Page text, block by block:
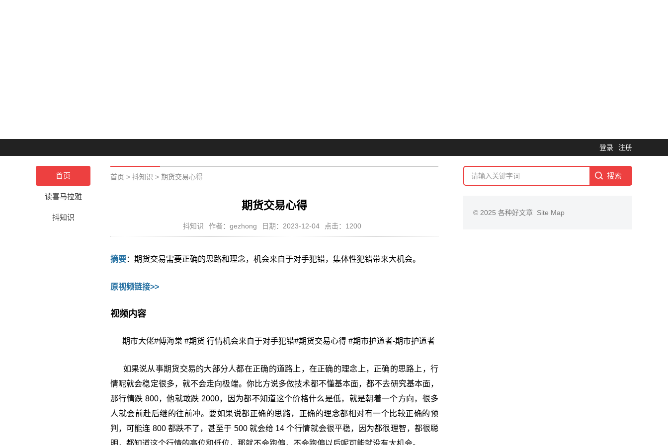
登录 注册
首页
读喜马拉雅
抖知识
首页 > 抖知识 > 期货交易心得
期货交易心得
抖知识 作者：gezhong 日期：2023-12-04 点击：1200
摘要：期货交易需要正确的思路和理念，机会来自于对手犯错，集体性犯错带来大机会。
原视频链接>>
视频内容
期市大佬#傅海棠 #期货 行情机会来自于对手犯错#期货交易心得 #期市护道者-期市护道者
如果说从事期货交易的大部分人都在正确的道路上，在正确的理念上，正确的思路上，行
情呢就会稳定很多，就不会走向极端。你比方说多做技术都不懂基本面，都不去研究基本面，
那行情跌 800，他就敢跌 2000，因为都不知道这个价格什么是低，就是朝着一个方向，很多
人就会前赴后继的往前冲。要如果说都正确的思路，正确的理念都相对有一个比较正确的预
判，可能连 800 都跌不了，甚至于 500 就会给 14 个行情就会很平稳，因为都很理智，都很聪
明，都知道这个行情的高位和低位，那就不会跑偏，不会跑偏以后呢可能就没有大机会。
© 2025 各种好文章 Site Map